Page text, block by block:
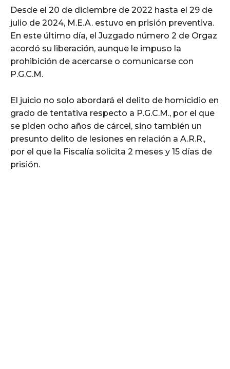
Desde el 20 de diciembre de 2022 hasta el 29 de
julio de 2024, M.E.A. estuvo en prisión preventiva.
En este último día, el Juzgado número 2 de Orgaz
acordó su liberación, aunque le impuso la
prohibición de acercarse o comunicarse con
P.G.C.M.
El juicio no solo abordará el delito de homicidio en
grado de tentativa respecto a P.G.C.M., por el que
se piden ocho años de cárcel, sino también un
presunto delito de lesiones en relación a A.R.R.,
por el que la Fiscalía solicita 2 meses y 15 días de
prisión.